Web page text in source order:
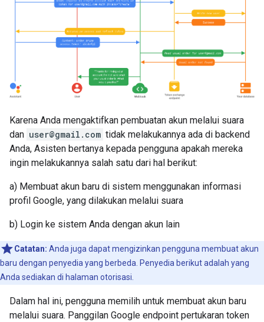
Karena Anda mengaktifkan pembuatan akun melalui suara
dan user@gmail.com tidak melakukannya ada di backend
Anda, Asisten bertanya kepada pengguna apakah mereka
ingin melakukannya salah satu dari hal berikut:
a) Membuat akun baru di sistem menggunakan informasi
profil Google, yang dilakukan melalui suara
b) Login ke sistem Anda dengan akun lain
Catatan: Anda juga dapat mengizinkan pengguna membuat akun
baru dengan penyedia yang berbeda. Penyedia berikut adalah yang
Anda sediakan di halaman otorisasi.
Dalam hal ini, pengguna memilih untuk membuat akun baru
melalui suara. Panggilan Google endpoint pertukaran token